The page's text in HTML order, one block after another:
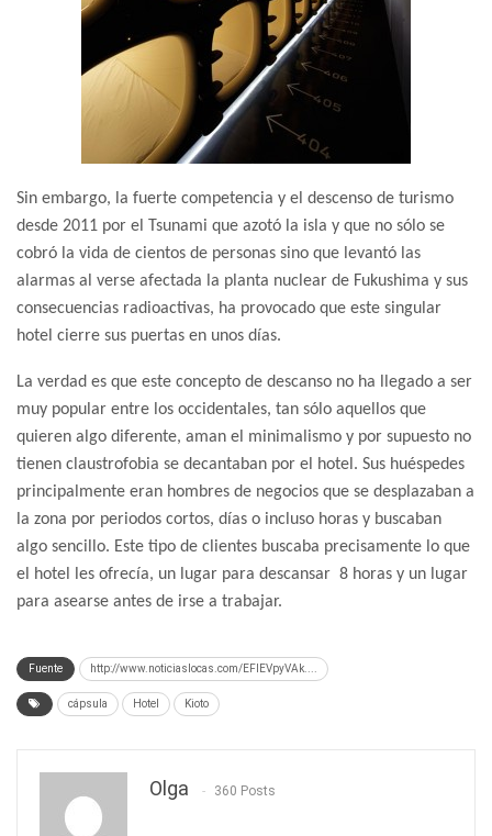
Sin embargo, la fuerte competencia y el descenso de turismo
desde 2011 por el Tsunami que azotó la isla y que no sólo se
cobró la vida de cientos de personas sino que levantó las
alarmas al verse afectada la planta nuclear de Fukushima y sus
consecuencias radioactivas, ha provocado que este singular
hotel cierre sus puertas en unos días.
La verdad es que este concepto de descanso no ha llegado a ser
muy popular entre los occidentales, tan sólo aquellos que
quieren algo diferente, aman el minimalismo y por supuesto no
tienen claustrofobia se decantaban por el hotel. Sus huéspedes
principalmente eran hombres de negocios que se desplazaban a
la zona por periodos cortos, días o incluso horas y buscaban
algo sencillo. Este tipo de clientes buscaba precisamente lo que
el hotel les ofrecía, un lugar para descansar 8 horas y un lugar
para asearse antes de irse a trabajar.
Fuente http://www.noticiaslocas.com/EFlEVpyVAk....
cápsula Hotel Kioto
Olga 360 Posts